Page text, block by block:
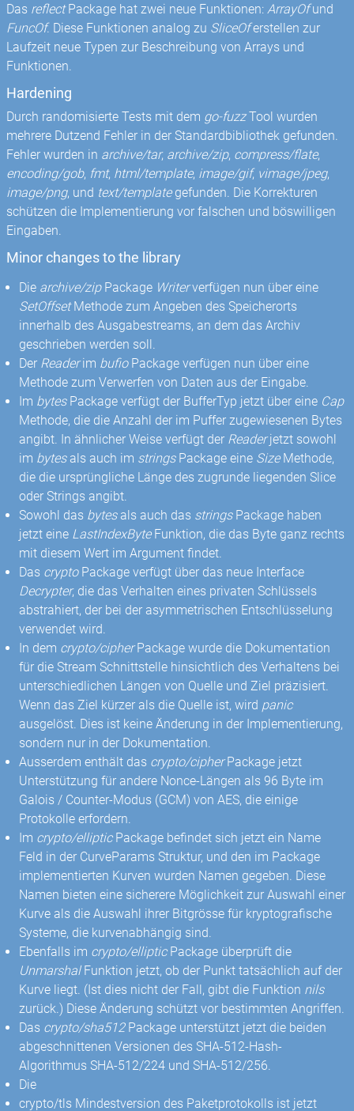
Das reflectPackage hat zwei neue Funktionen:ArrayOfund
FuncOf. Diese Funktionen analog zu SliceOferstellen zur
Laufzeit neue Typen zur Beschreibung von Arrays und
Funktionen.
Hardening
Durch randomisierte Tests mit dem go-fuzzTool wurden
mehrere Dutzend Fehler in der Standardbibliothek gefunden.
Fehler wurden in archive/tar, archive/zip, compress/flate,
encoding/gob, fmt, html/template, image/gif, vimage/jpeg,
image/png, und text/templategefunden. Die Korrekturen
schützen die Implementierung vor falschen und böswilligen
Eingaben.
Minor changes to the library
Die archive/zipPackage Writerverfügen nun über eine
SetOffsetMethode zum Angeben des Speicherorts
innerhalb des Ausgabestreams, an dem das Archiv
geschrieben werden soll.
Der Readerim bufioPackage verfügen nun über eine
Methode zum Verwerfen von Daten aus der Eingabe.
Im bytesPackage verfügt der BufferTyp jetzt über eine Cap
Methode, die die Anzahl der im Puffer zugewiesenen Bytes
angibt. In ähnlicher Weise verfügt der Readerjetzt sowohl
im bytesals auch im stringsPackage eine SizeMethode,
die die ursprüngliche Länge des zugrunde liegenden Slice
oder Strings angibt.
Sowohl das bytesals auch das stringsPackage haben
jetzt eine LastIndexByteFunktion, die das Byte ganz rechts
mit diesem Wert im Argument findet.
Das cryptoPackage verfügt über das neue Interface
Decrypter, die das Verhalten eines privaten Schlüssels
abstrahiert, der bei der asymmetrischen Entschlüsselung
verwendet wird.
In dem crypto/cipherPackage wurde die Dokumentation
für die Stream Schnittstelle hinsichtlich des Verhaltens bei
unterschiedlichen Längen von Quelle und Ziel präzisiert.
Wenn das Ziel kürzer als die Quelle ist, wird panic
ausgelöst. Dies ist keine Änderung in der Implementierung,
sondern nur in der Dokumentation.
Ausserdem enthält das crypto/cipherPackage jetzt
Unterstützung für andere Nonce-Längen als 96 Byte im
Galois / Counter-Modus (GCM) von AES, die einige
Protokolle erfordern.
Im crypto/ellipticPackage befindet sich jetzt ein Name
Feld in der CurveParams Struktur, und den im Package
implementierten Kurven wurden Namen gegeben. Diese
Namen bieten eine sicherere Möglichkeit zur Auswahl einer
Kurve als die Auswahl ihrer Bitgrösse für kryptografische
Systeme, die kurvenabhängig sind.
Ebenfalls im crypto/ellipticPackage überprüft die
UnmarshalFunktion jetzt, ob der Punkt tatsächlich auf der
Kurve liegt. (Ist dies nicht der Fall, gibt die Funktion nils
zurück.) Diese Änderung schützt vor bestimmten Angriffen.
Das crypto/sha512Package unterstützt jetzt die beiden
abgeschnittenen Versionen des SHA-512-Hash-
Algorithmus SHA-512/224 und SHA-512/256.
Die
crypto/tls Mindestversion des Paketprotokolls ist jetzt